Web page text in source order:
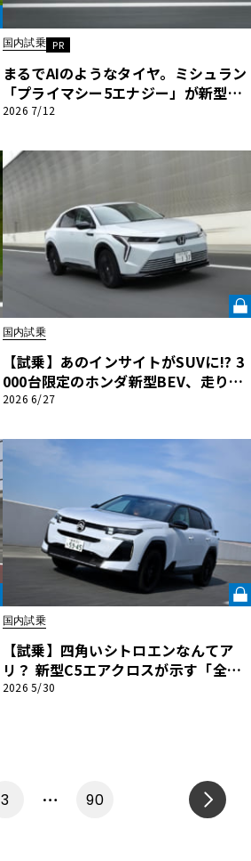
日産
スズキ
国内試乗 PR
まるでAIのようなタイヤ。ミシュラン
「プライマシー5エナジー」が新型プ
リウスにもたらす極上のプレミアム感
2026 7/12
国内試乗
【試乗】あのインサイトがSUVに!? 3
000台限定のホンダ新型BEV、走りの
真価は「シャシー」にあった《LE VO
2026 6/27
国内試乗
【試乗】四角いシトロエンなんてア
リ？ 新型C5エアクロスが示す「全方
位ほわほわ天国」という極上空間《LE
2026 5/30
3 … 90 NEXT